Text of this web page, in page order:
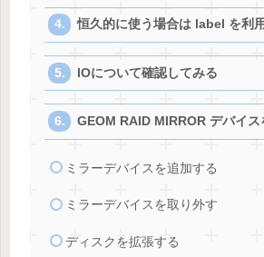
恒久的に使う場合は label を利
IOについて確認してみる
GEOM RAID MIRROR デバイス
ミラーデバイスを追加する
ミラーデバイスを取り外す
ディスクを拡張する